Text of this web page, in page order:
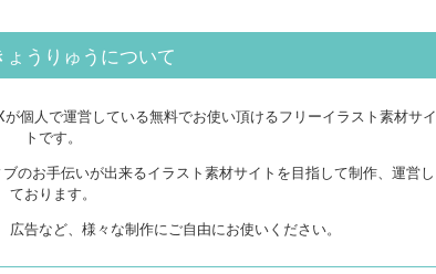
うりゅうについて
個人で運営している無料でお使い頂けるフリーイラスト素材サイ
トです。
のお手伝いが出来るイラスト素材サイトを目指して制作、運営し
ております。
告など、様々な制作にご自由にお使いください。